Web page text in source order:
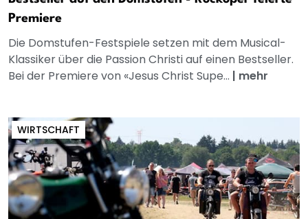
Premiere
Die Domstufen-Festspiele setzen mit dem Musical-
Klassiker über die Passion Christi auf einen Bestseller.
Bei der Premiere von «Jesus Christ Supe... | mehr
WIRTSCHAFT